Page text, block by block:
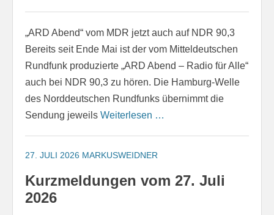
„ARD Abend“ vom MDR jetzt auch auf NDR 90,3
Bereits seit Ende Mai ist der vom Mitteldeutschen
Rundfunk produzierte „ARD Abend – Radio für Alle“
auch bei NDR 90,3 zu hören. Die Hamburg-Welle
des Norddeutschen Rundfunks übernimmt die
Sendung jeweils Weiterlesen …
27. JULI 2026 MARKUSWEIDNER
Kurzmeldungen vom 27. Juli
2026